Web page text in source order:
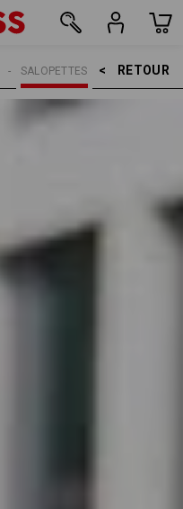
RETOUR    >
SALOPETTES